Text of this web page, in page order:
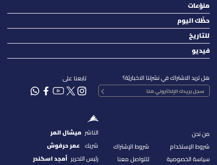
منوّعات
حظّك اليوم
للتاريخ
فيديو
هل تريد الاشتراك في نشرتنا الاخباريّة؟ تابعنا على
من نحن
شروط الإستخدام
سياسة الخصوصية
شروط الإشتراك
للتواصل معنا
الناشر ميشال المر
شريك عمر حرفوش
رئيس التحرير أمجد اسكندر